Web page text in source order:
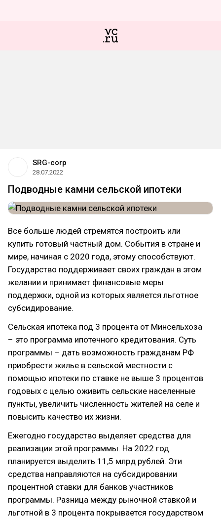
SRG-corp
28.07.2022
Подводные камни сельской ипотеки
Все больше людей стремятся построить или
купить готовый частный дом. События в стране и
мире, начиная с 2020 года, этому способствуют.
Государство поддерживает своих граждан в этом
желании и принимает финансовые меры
поддержки, одной из которых является льготное
субсидирование.
Сельская ипотека под 3 процента от Минсельхоза
– это программа ипотечного кредитования. Суть
программы – дать возможность гражданам РФ
приобрести жилье в сельской местности с
помощью ипотеки по ставке не выше 3 процентов
годовых с целью оживить сельские населенные
пункты, увеличить численность жителей на селе и
повысить качество их жизни.
Ежегодно государство выделяет средства для
реализации этой программы. На 2022 год
планируется выделить 11,5 млрд рублей. Эти
средства направляются на субсидировании
процентной ставки для банков участников
программы. Разница между рыночной ставкой и
льготной в 3 процента покрывается государством